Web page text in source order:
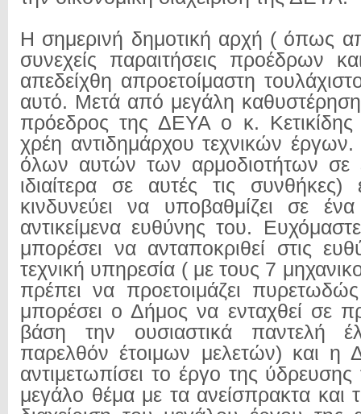
Η σημερινή δημοτική αρχή ( όπως
συνεχείς παραιτήσεις προέδρων
απεδείχθη απροετοίμαστη
αυτό. Μετά από μεγάλη καθυστέρηση
πρόεδρος της ΔΕΥΑ ο κ. Κετικίδης
χρέη αντιδημάρχου τεχνικών
όλων αυτών των αρμοδιοτήτων
ιδιαίτερα σε αυτές τις συνθήκες)
κινδυνεύει να υποβαθμίζει σε
αντικείμενα ευθύνης του.
μπορέσει να ανταποκριθεί στις
τεχνική υπηρεσία ( με τους 7
πρέπει να προετοιμάζει
μπορέσει ο Δήμος να ενταχθεί σε
βάση την ουσιαστικά παντελή
παρελθόν έτοιμων μελετών) και η
αντιμετωπίσει το έργο της ύδρευσης
μεγάλο θέμα με τα ανείσπρακτα και